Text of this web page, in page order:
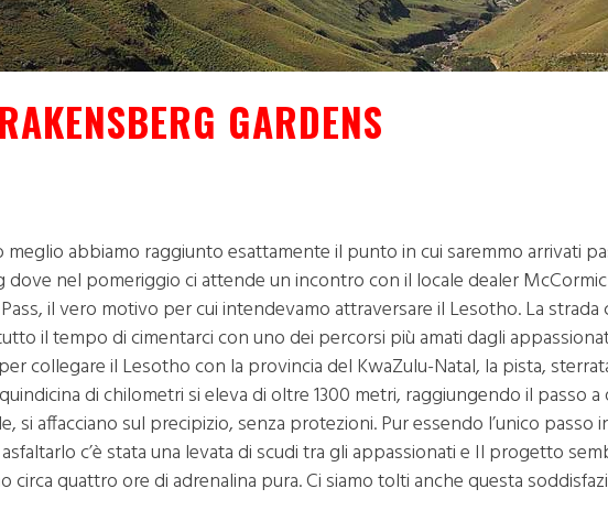
GARDENS
abbiamo raggiunto esattamente il punto in cui saremmo arrivati
nel pomeriggio ci attende un incontro con il locale dealer
il vero motivo per cui intendevamo attraversare il Lesotho. La
il tempo di cimentarci con uno dei percorsi più amati dagli
collegare il Lesotho con la provincia del KwaZulu-Natal, la pista,
di chilometri si eleva di oltre 1300 metri, raggiungendo il passo
affacciano sul precipizio, senza protezioni. Pur essendo l’unico passo
c’è stata una levata di scudi tra gli appassionati e Il progetto
circa quattro ore di adrenalina pura. Ci siamo tolti anche questa